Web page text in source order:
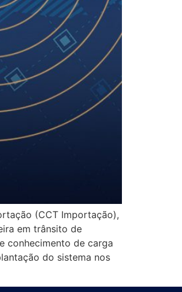
(CCT Importação),
em trânsito de
conhecimento de carga
do sistema nos